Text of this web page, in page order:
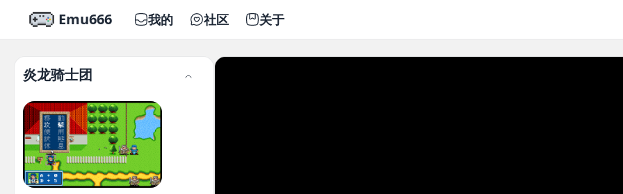
Emu666 我的 社区 关于
炎龙骑士团